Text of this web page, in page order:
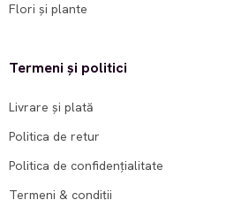
Flori și plante
Termeni și politici
Livrare și plată
Politica de retur
Politica de confidențialitate
Termeni & condiții